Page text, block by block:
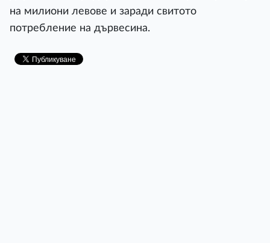
на милиони левове и заради свитото
потребление на дървесина.